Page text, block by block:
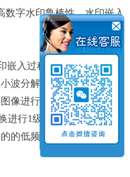
数字水印鲁棒性。水印嵌入
入过程描述如下：(1)将
波分解得到分解后的4个子
像进行Arnold置乱变换；
进行1级小波分解得到4个
的低频部分与高频部分用